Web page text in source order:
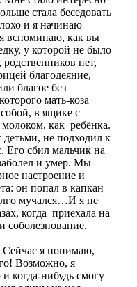
стала беседовать
и я начинаю
вспоминаю, как вы
у которой не было
нет,
благодеяние,
благое без
мать-коза
в ящике с
как ребёнка.
не подходил к
Его сбил мальчик на
и умер. Мы
настроение и
он попал в капкан
мучался…И я не
когда приехала на
я понимаю,
Возможно, я
когда-нибудь смогу